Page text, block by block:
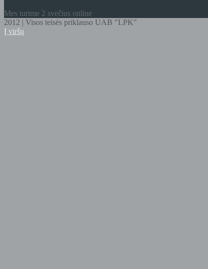
Mes turime 2 svečius online
2012 | Visos teisės priklauso UAB "LPK"
Į viršų